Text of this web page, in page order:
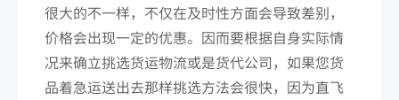
很大的不一样，不仅在及时性方面会导致差别，
价格会出现一定的优惠。因而要根据自身实际情
况来确立挑选货运物流或是货代公司，如果您货
品着急运送出去那样挑选方法会很快，因为直飞